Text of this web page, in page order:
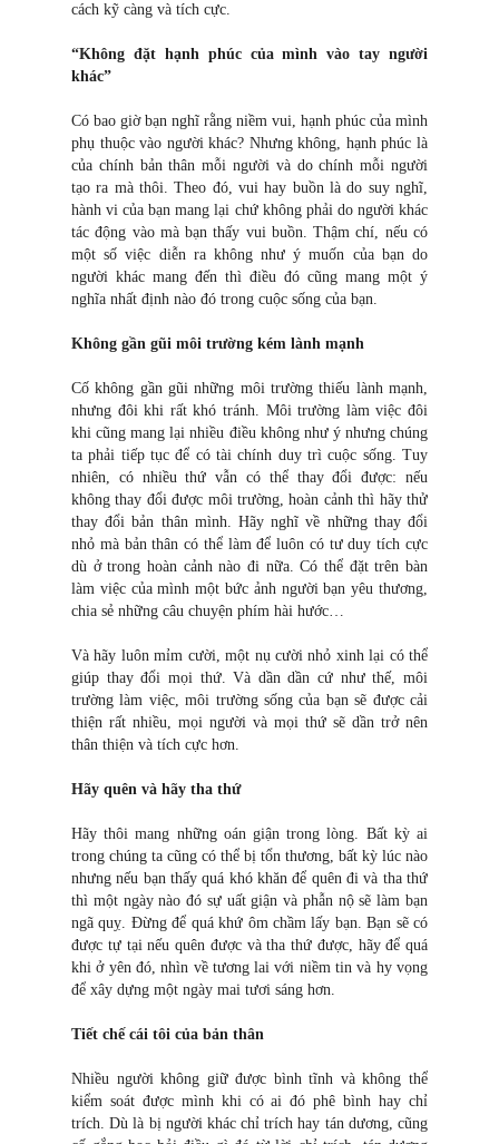
cách kỹ càng và tích cực.
“Không đặt hạnh phúc của mình vào tay người
khác”
Có bao giờ bạn nghĩ rằng niềm vui, hạnh phúc của mình
phụ thuộc vào người khác? Nhưng không, hạnh phúc là
của chính bản thân mỗi người và do chính mỗi người
tạo ra mà thôi. Theo đó, vui hay buồn là do suy nghĩ,
hành vi của bạn mang lại chứ không phải do người khác
tác động vào mà bạn thấy vui buồn. Thậm chí, nếu có
một số việc diễn ra không như ý muốn của bạn do
người khác mang đến thì điều đó cũng mang một ý
nghĩa nhất định nào đó trong cuộc sống của bạn.
Không gần gũi môi trường kém lành mạnh
Cố không gần gũi những môi trường thiếu lành mạnh,
nhưng đôi khi rất khó tránh. Môi trường làm việc đôi
khi cũng mang lại nhiều điều không như ý nhưng chúng
ta phải tiếp tục để có tài chính duy trì cuộc sống. Tuy
nhiên, có nhiều thứ vẫn có thể thay đổi được: nếu
không thay đổi được môi trường, hoàn cảnh thì hãy thử
thay đổi bản thân mình. Hãy nghĩ về những thay đổi
nhỏ mà bản thân có thể làm để luôn có tư duy tích cực
dù ở trong hoàn cảnh nào đi nữa. Có thể đặt trên bàn
làm việc của mình một bức ảnh người bạn yêu thương,
chia sẻ những câu chuyện phím hài hước…
Và hãy luôn mỉm cười, một nụ cười nhỏ xinh lại có thể
giúp thay đổi mọi thứ. Và dần dần cứ như thế, môi
trường làm việc, môi trường sống của bạn sẽ được cải
thiện rất nhiều, mọi người và mọi thứ sẽ dần trở nên
thân thiện và tích cực hơn.
Hãy quên và hãy tha thứ
Hãy thôi mang những oán giận trong lòng. Bất kỳ ai
trong chúng ta cũng có thể bị tổn thương, bất kỳ lúc nào
nhưng nếu bạn thấy quá khó khăn để quên đi và tha thứ
thì một ngày nào đó sự uất giận và phẫn nộ sẽ làm bạn
ngã quỵ. Đừng để quá khứ ôm chầm lấy bạn. Bạn sẽ có
được tự tại nếu quên được và tha thứ được, hãy để quá
khi ở yên đó, nhìn về tương lai với niềm tin và hy vọng
để xây dựng một ngày mai tươi sáng hơn.
Tiết chế cái tôi của bản thân
Nhiều người không giữ được bình tĩnh và không thể
kiểm soát được mình khi có ai đó phê bình hay chỉ
trích. Dù là bị người khác chỉ trích hay tán dương, cũng